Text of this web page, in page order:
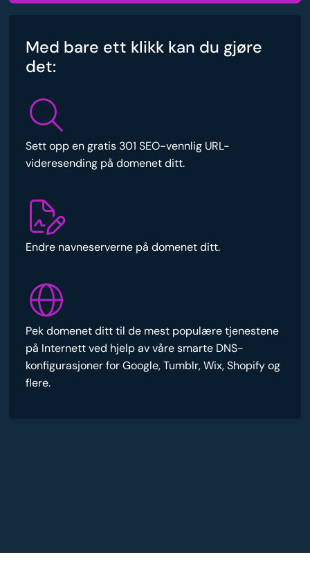
Med bare ett klikk kan du gjøre
det:
Sett opp en gratis 301 SEO-vennlig URL-
videresending på domenet ditt.
Endre navneserverne på domenet ditt.
Pek domenet ditt til de mest populære tjenestene
på Internett ved hjelp av våre smarte DNS-
konfigurasjoner for Google, Tumblr, Wix, Shopify og
flere.